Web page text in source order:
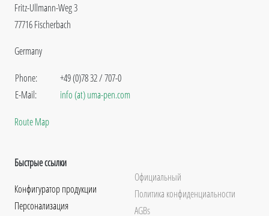
Fritz-Ullmann-Weg 3
77716 Fischerbach
Germany
Phone:
E-Mail:
+49 (0)78 32 / 707-0
info (at) uma-pen.com
Route Map
Быстрые ссылки
Конфигуратор продукции
Персонализация
Официальный
Политика конфиденциальности
AGBs